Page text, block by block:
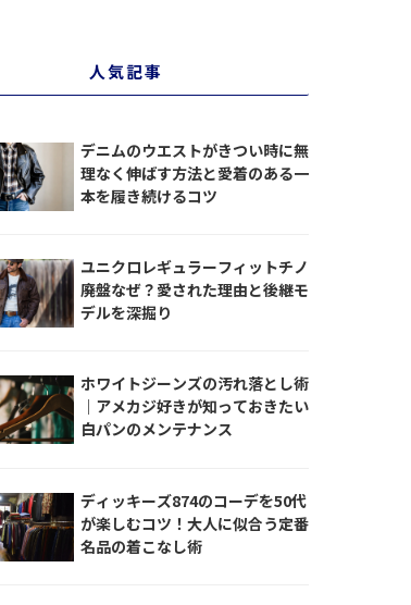
人気記事
デニムのウエストがきつい時に無
理なく伸ばす方法と愛着のある一
本を履き続けるコツ
ユニクロレギュラーフィットチノ
廃盤なぜ？愛された理由と後継モ
デルを深掘り
ホワイトジーンズの汚れ落とし術
｜アメカジ好きが知っておきたい
白パンのメンテナンス
ディッキーズ874のコーデを50代
が楽しむコツ！大人に似合う定番
名品の着こなし術